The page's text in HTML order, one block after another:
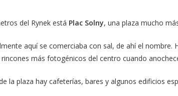
del Rynek está Plac Solny, una plaza mucho
aquí se comerciaba con sal, de ahí el
más fotogénicos del centro cuando
la plaza hay cafeterías, bares y algunos edificios